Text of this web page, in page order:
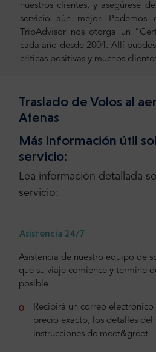
nuestros clientes, y asegúrese
servicio aún mejor.
TripAdvisor nos otorga un
cada año desde 2004. Allí
críticas positivas y muchos
Traslado de Volos al
Atenas
Más información útil
servicio:
Lea información detallada
servicio:
Asistencia 24/7
Asistencia de nuestro equipo de
que su viaje comience y termine
posible
Recibirá un correo
precio exacto, los detalles del
instrucciones de meet&greet